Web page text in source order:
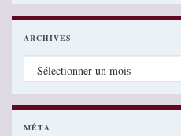
ARCHIVES
Archives
MÉTA